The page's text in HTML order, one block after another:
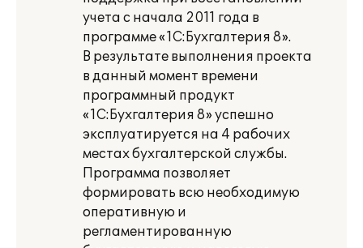
учета с начала 2011 года в
программе «1С:Бухгалтерия 8».
В результате выполнения проекта
в данный момент времени
программный продукт
«1С:Бухгалтерия 8» успешно
эксплуатируется на 4 рабочих
местах бухгалтерской службы.
Программа позволяет
формировать всю необходимую
оперативную и
регламентированную